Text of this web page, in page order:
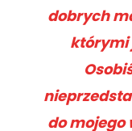
dobrych
którymi
do mojego